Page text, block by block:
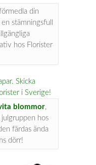
din
stämningsfull
hos Florister
blommor,
julgruppen hos
färdas ända
dörr!